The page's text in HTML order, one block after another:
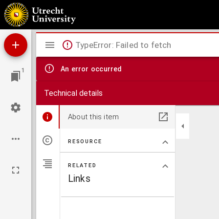
Algemeen kaartje, aantonende de uitgestrektheid en verdeling der bladen van de
1
Mirador
viewer
TypeError: Failed to fetch
An error occurred
Technical details
About this item
RESOURCE
RELATED
Links